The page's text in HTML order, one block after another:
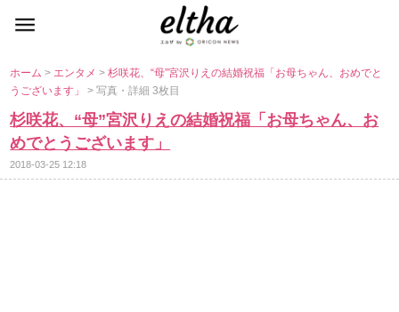
ホーム> エンタメ>杉咲花、“母”宮沢りえの結婚祝福「お母ちゃん、おめでと
うございます」> 写真・詳細 3枚目
杉咲花、“母”宮沢りえの結婚祝福「お母ちゃん、お
めでとうございます」
2018-03-25 12:18